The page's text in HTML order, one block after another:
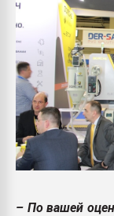
– По вашей